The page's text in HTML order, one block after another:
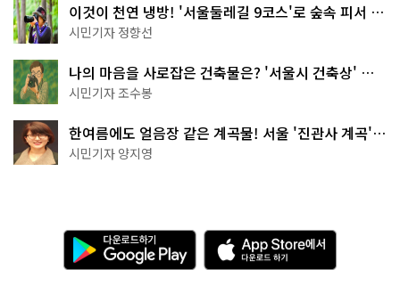
이것이 천연 냉방! '서울둘레길 9코스'로 숲속 피서 떠
나볼까
시민기자 정향선
나의 마음을 사로잡은 건축물은? '서울시 건축상' 수
상작 공개!
시민기자 조수봉
한여름에도 얼음장 같은 계곡물! 서울 '진관사 계곡'이
천국이네~
시민기자 양지영
다
운
로
A
p
p